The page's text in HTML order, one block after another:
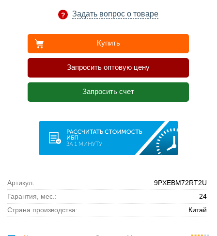
Задать вопрос о товаре
Купить
Запросить оптовую цену
Запросить счет
Артикул:
9PXEBM72RT2U
Гарантия, мес.:
24
Страна производства:
Китай